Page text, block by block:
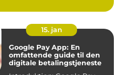
15. jan
Google Pay App: En
omfattende guide til den
digitale betalingstjeneste